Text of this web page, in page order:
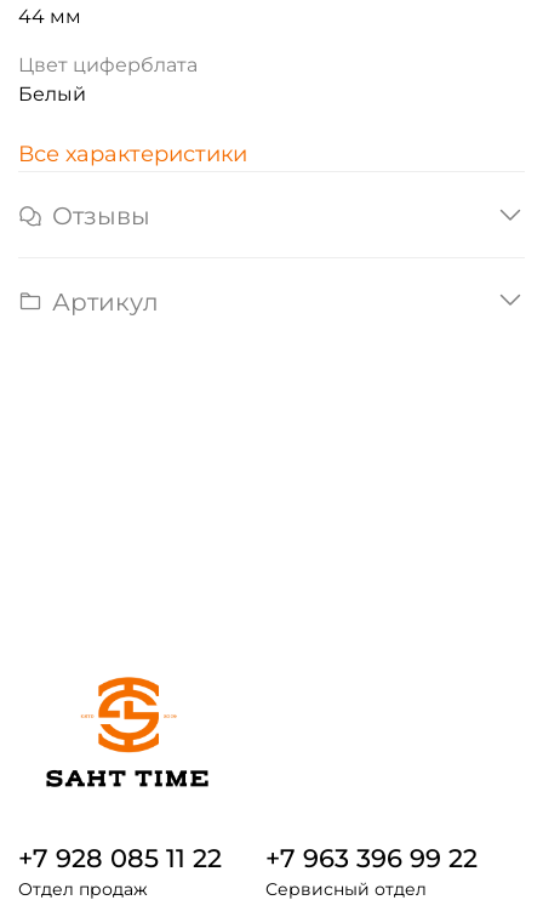
44 мм
Цвет циферблата
Белый
Все характеристики
Отзывы
Артикул
+7 928 085 11 22
Отдел продаж
+7 963 396 99 22
Сервисный отдел